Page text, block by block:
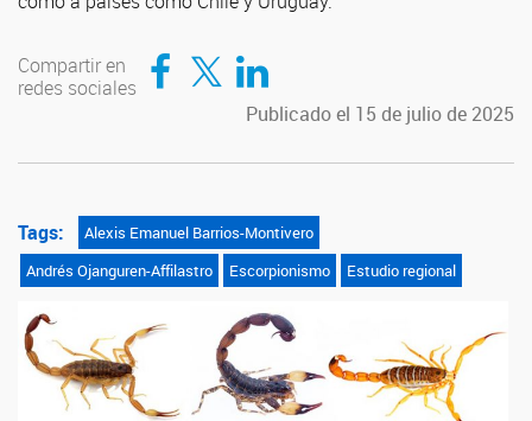
Compartir en
redes sociales
Compartir en Facebook
Compartir en TwitterCompartir en LinkedIn
Publicado el 15 de julio de 2025
Tags:
Alexis Emanuel Barrios-Montivero
Andrés Ojanguren-Affilastro
Escorpionismo Estudio regional